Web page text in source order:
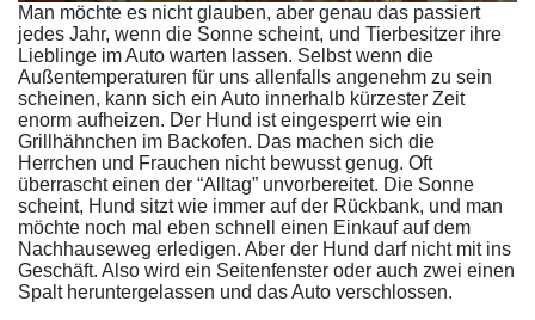
Man möchte es nicht glauben, aber genau das passiert
jedes Jahr, wenn die Sonne scheint, und Tierbesitzer ihre
Lieblinge im Auto warten lassen. Selbst wenn die
Außentemperaturen für uns allenfalls angenehm zu sein
scheinen, kann sich ein Auto innerhalb kürzester Zeit
enorm aufheizen. Der Hund ist eingesperrt wie ein
Grillhähnchen im Backofen. Das machen sich die
Herrchen und Frauchen nicht bewusst genug. Oft
überrascht einen der “Alltag” unvorbereitet. Die Sonne
scheint, Hund sitzt wie immer auf der Rückbank, und man
möchte noch mal eben schnell einen Einkauf auf dem
Nachhauseweg erledigen. Aber der Hund darf nicht mit ins
Geschäft. Also wird ein Seitenfenster oder auch zwei einen
Spalt heruntergelassen und das Auto verschlossen.